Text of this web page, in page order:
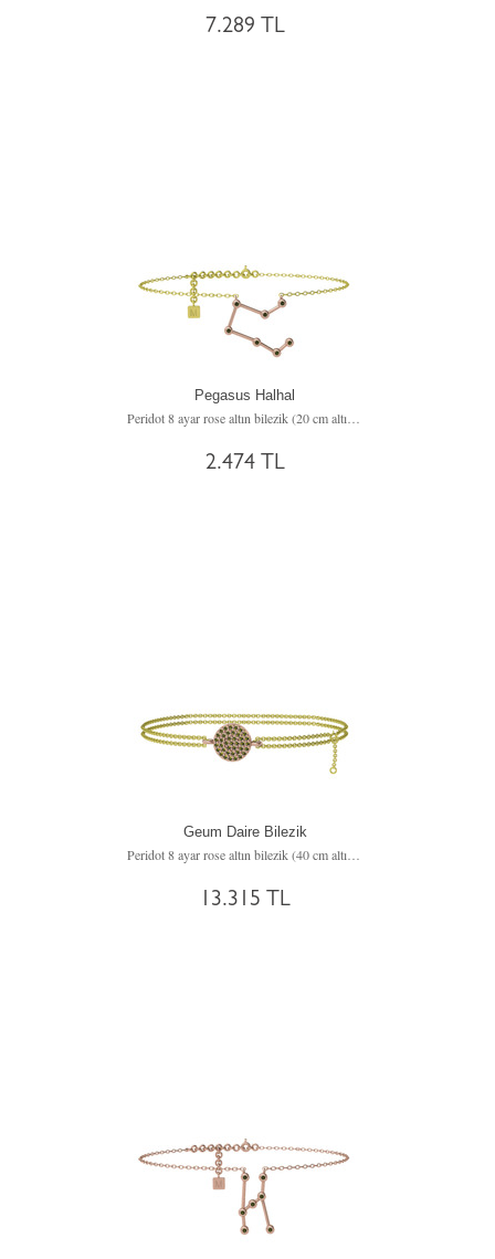
7.289 TL
Pegasus Halhal
2.474 TL
Geum Daire Bilezik
13.315 TL